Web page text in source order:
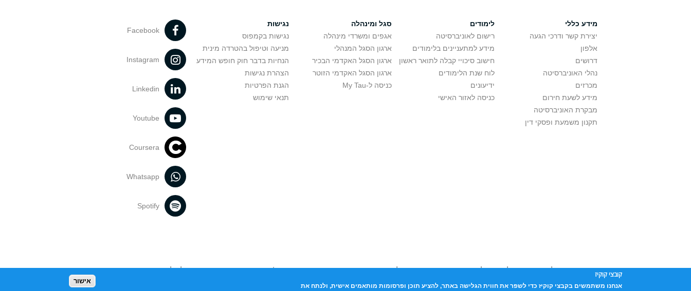
מידע כללי
יצירת קשר ודרכי הגעה
אלפון
דרושים
נהלי האוניברסיטה
מכרזים
מידע לשעת חירום
מבקרת האוניברסיטה
תקנון משמעת ופסקי דין
לימודים
רישום לאוניברסיטה
מידע למתעניינים בלימודים
חישוב סיכויי קבלה לתואר ראשון
לוח שנת הלימודים
ידיעונים
כניסה לאזור האישי
סגל ומינהלה
אגפים ומשרדי מינהלה
ארגון הסגל המנהלי
ארגון הסגל האקדמי הבכיר
ארגון הסגל האקדמי הזוטר
כניסה ל-My Tau
נגישות
נגישות בקמפוס
מניעה וטיפול בהטרדה מינית
הנחיות בדבר חוק חופש המידע
הצהרת נגישות
הגנת הפרטיות
תנאי שימוש
Facebook
Instagram
Linkedin
Youtube
Coursera
Whatsapp
Spotify
אוניברסיטת תל אביב עושה כל מאמץ לכבד זכויות יוצרים. אם בבעלותך זכויות יוצרים בתכנים שנמצאים פה ו/או השימוש שנעשה בתכנים אלה לדעתך מפר זכויות
שנעשה בתכנים אלה לדעתך מפר זכויותקובצי קוקיז
אנחנו משתמשים בקבצי קוקיז כדי לשפר את חווית הגלישה באתר, להציע תוכן ופרסומות מותאמים אישית, ולנתח את
אישור